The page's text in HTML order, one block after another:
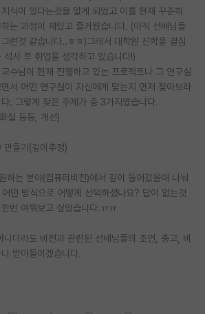
시판
게시판
시판
식이 있다는것을 알게 되었고 이를 현재 꾸준히
는 과정이 재밌고 즐거웠습니다. (아직 선배님들
런것 같습니다..ㅎㅎ)그래서 대학원 진학을 결심
석사 후 취업을 생각하고 있습니다!)
수님이 현재 진행하고 있는 프로젝트나 그 연구실
서 어떤 연구실이 자신에게 맞는지 먼저 찾아보라
. 그렇게 찾은 주제가 총 3가지였습니다.
질 등등, 개선)
들기(깊이추정)
하는 분야(컴퓨터비전)에서 깊이 들어갔을때 나눠
떤 방식으로 어떻게 선택하셨나요? 답이 없는것
번 여쭤보고 싶었습니다.ㅠㅠ
더라도 비전과 관련된 선배님들의 조언, 충고, 비
받아들이겠습니다.